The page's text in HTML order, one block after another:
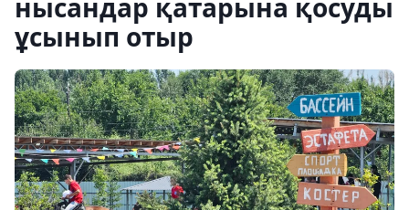
нысандар қатарына қосуды
ұсынып отыр